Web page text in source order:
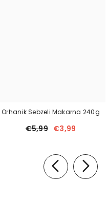
Orhanik Sebzeli Makarna 240g
€5,99 €3,99